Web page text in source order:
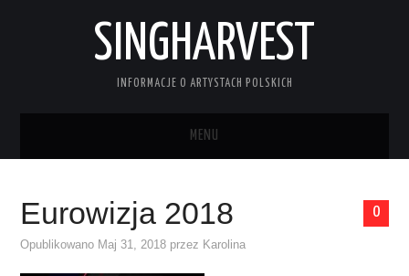
SINGHARVEST
INFORMACJE O ARTYSTACH POLSKICH
MENU
KONTAKT
0
Eurowizja 2018
Opublikowano Maj 31, 2018 przez Karolina